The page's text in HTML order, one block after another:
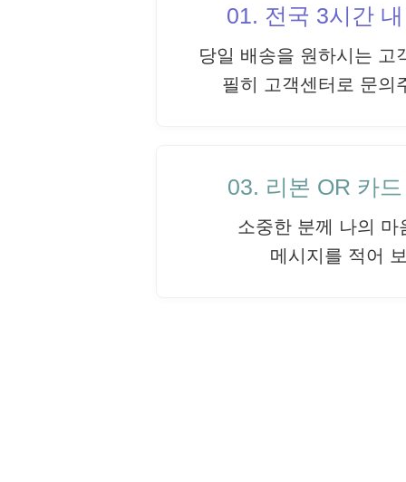
01. 전국 3시간
당일 배송을 원하시는 고
필히 고객센터로 문의
03. 리본 OR 카
소중한 분께 나의 마
메시지를 적어